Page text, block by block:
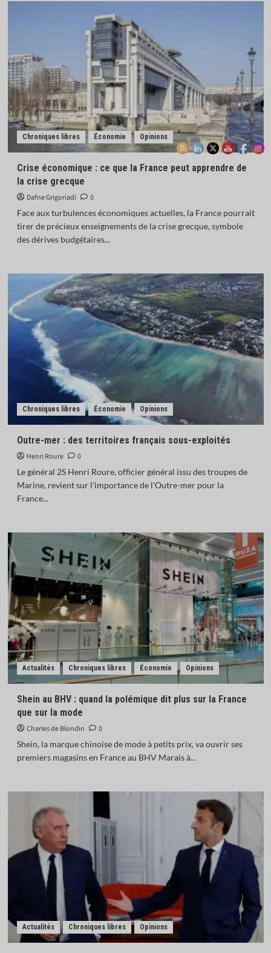
Chroniques libres Économie Opinions
Crise économique : ce que la France peut apprendre de
la crise grecque
Dafne Grigoriadi
0
Face aux turbulences économiques actuelles, la France pourrait
tirer de précieux enseignements de la crise grecque, symbole
des dérives budgétaires...
Chroniques libres Économie Opinions
Outre-mer : des territoires français sous-exploités
Henri Roure
0
Le général 2S Henri Roure, officier général issu des troupes de
Marine, revient sur l'importance de l'Outre-mer pour la
France...
Actualités Chroniques libres Économie Opinions
Shein au BHV : quand la polémique dit plus sur la France
que sur la mode
Charles de Blondin
0
Shein, la marque chinoise de mode à petits prix, va ouvrir ses
premiers magasins en France au BHV Marais à...
Actualités Chroniques libres Opinions